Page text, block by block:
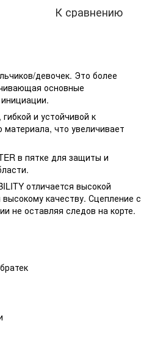
К сравнению
девочек. Это более
основные
и устойчивой к
материала, что увеличивает
в пятке для защиты и
отличается высокой
качеству. Сцепление с
не оставляя следов на корте.